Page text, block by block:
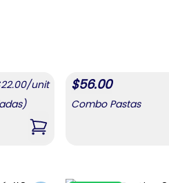
22.00/unit
,Caldocin (viandas Peladas)
$56.00
Combo Pastas